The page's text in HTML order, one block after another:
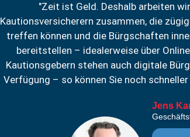
"Zeit ist Geld. Deshalb arbeiten
Kautionsversicherern zusammen, die
treffen können und die Bürgschaften
bereitstellen – idealerweise über
Kautionsgebern stehen auch digitale
Verfügung – so können Sie noch
Jens